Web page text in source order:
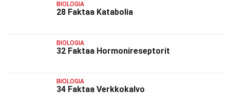
BIOLOGIA
28 Faktaa Katabolia
BIOLOGIA
32 Faktaa Hormonireseptorit
BIOLOGIA
34 Faktaa Verkkokalvo